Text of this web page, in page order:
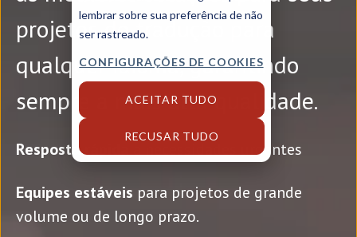
lembrar sobre sua preferência de não
ser rastreado.
CONFIGURAÇÕES DE COOKIES
ACEITAR TUDO
RECUSAR TUDO
projetos de tradução para
qualquer idioma, garantindo
sempre a mais alta qualidade.
Resposta rápida a necessidades urgentes
Equipes estáveis para projetos de grande
volume ou de longo prazo.